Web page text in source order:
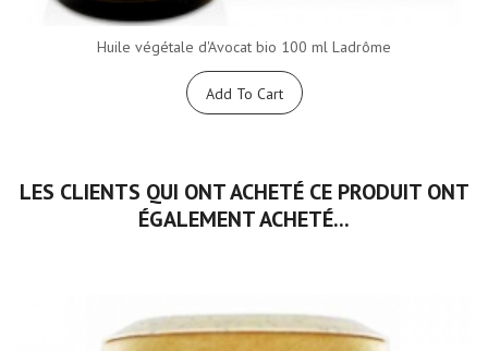
Huile végétale d'Avocat bio 100 ml Ladrôme
Add To Cart
LES CLIENTS QUI ONT ACHETÉ CE PRODUIT ONT
ÉGALEMENT ACHETÉ...